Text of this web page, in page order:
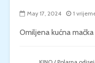
May 17, 2024 1
Omiljena kućna